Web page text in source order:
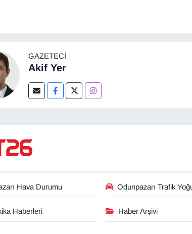
GAZETECI
Akif Yer
Hava Durumu Odunpazarı Trafik
Haberleri Haber Arşivi